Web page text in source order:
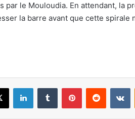
par le Mouloudia. En attendant, la
la barre avant que cette spirale
X LinkedinTumblr PinterestReddit